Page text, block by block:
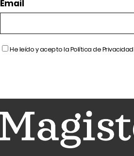
Email
He leído y acepto laPolítica de Privacidad